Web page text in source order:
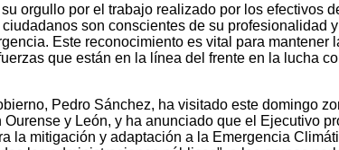
orgullo por el trabajo realizado por los efectivos
son conscientes de su profesionalidad
Este reconocimiento es vital para mantener
que están en la línea del frente en la lucha
Pedro Sánchez, ha visitado este domingo
y León, y ha anunciado que el Ejecutivo
la mitigación y adaptación a la Emergencia